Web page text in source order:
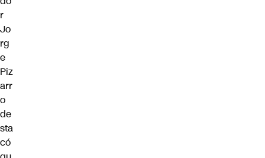
r
Jo
rg
e
Piz
arr
o
de
sta
có